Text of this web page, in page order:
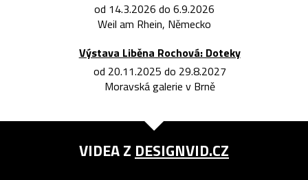
od 14.3.2026 do 6.9.2026
Weil am Rhein, Německo
Výstava Liběna Rochová: Doteky
od 20.11.2025 do 29.8.2027
Moravská galerie v Brně
VIDEA Z DESIGNVID.CZ